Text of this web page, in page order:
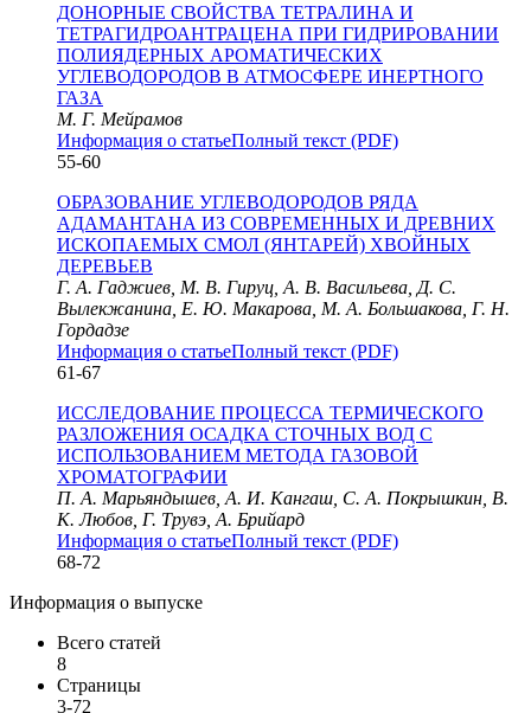
ДОНОРНЫЕ СВОЙСТВА ТЕТРАЛИНА И
ТЕТРАГИДРОАНТРАЦЕНА ПРИ ГИДРИРОВАНИИ
ПОЛИЯДЕРНЫХ АРОМАТИЧЕСКИХ
УГЛЕВОДОРОДОВ В АТМОСФЕРЕ ИНЕРТНОГО
ГАЗА
М. Г. Мейрамов
Информация о статьеПолный текст (PDF)
55-60
ОБРАЗОВАНИЕ УГЛЕВОДОРОДОВ РЯДА
АДАМАНТАНА ИЗ СОВРЕМЕННЫХ И ДРЕВНИХ
ИСКОПАЕМЫХ СМОЛ (ЯНТАРЕЙ) ХВОЙНЫХ
ДЕРЕВЬЕВ
Г. А. Гаджиев, М. В. Гируц, А. В. Васильева, Д. С.
Вылекжанина, Е. Ю. Макарова, М. А. Большакова, Г. Н.
Гордадзе
Информация о статьеПолный текст (PDF)
61-67
ИССЛЕДОВАНИЕ ПРОЦЕССА ТЕРМИЧЕСКОГО
РАЗЛОЖЕНИЯ ОСАДКА СТОЧНЫХ ВОД С
ИСПОЛЬЗОВАНИЕМ МЕТОДА ГАЗОВОЙ
ХРОМАТОГРАФИИ
П. А. Марьяндышев, А. И. Кангаш, С. А. Покрышкин, В.
К. Любов, Г. Трувэ, А. Брийард
Информация о статьеПолный текст (PDF)
68-72
Информация о выпуске
Всего статей
8
Страницы
3-72